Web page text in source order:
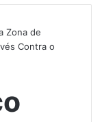
Zona de
Contra o